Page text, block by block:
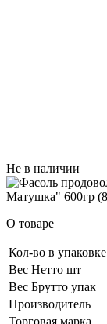
Не в наличии
О товаре
Кол-во в упаковке
Вес Нетто шт
Вес Брутто упак
Производитель
Торговая марка